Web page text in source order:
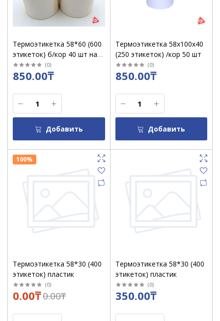
Термоэтикетка 58*60 (600
этикеток) б/кор 40 шт на
картонной фтулке
(0)
850.00₸
Добавить
Термоэтикетка 58х100х40
(250 этикеток) /кор 50 шт
(0)
850.00₸
Добавить
100%
Термоэтикетка 58*30 (400
этикеток) пластик
(0)
0.00₸
0.00₸
Термоэтикетка 58*30 (400
этикеток) пластик
(0)
350.00₸